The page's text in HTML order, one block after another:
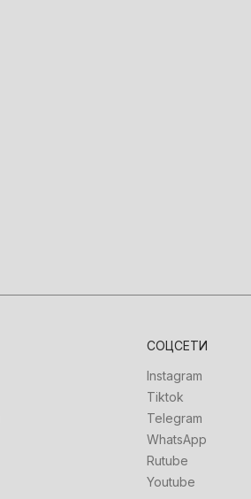
СОЦСЕТИ
Instagram
Tiktok
Telegram
WhatsApp
Rutube
Youtube